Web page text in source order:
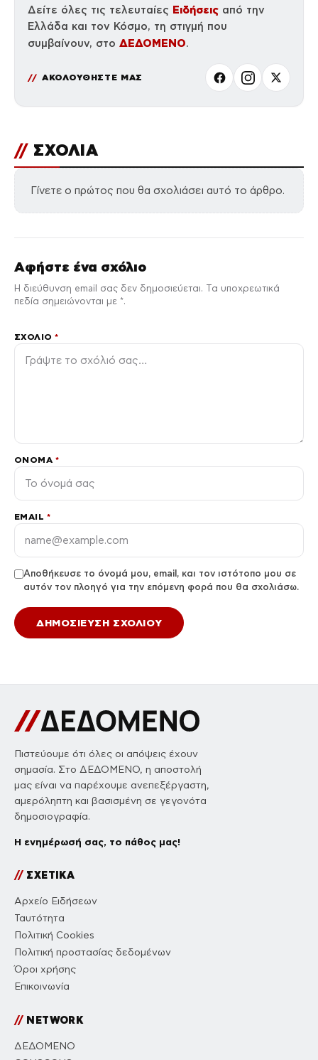
Δείτε όλες τις τελευταίες Ειδήσεις από την
Ελλάδα και τον Κόσμο, τη στιγμή που
συμβαίνουν, στο ΔΕΔΟΜΕΝΟ.
ΑΚΟΛΟΥΘΗΣΤΕ ΜΑΣ
// ΣΧΟΛΙΑ
Γίνετε ο πρώτος που θα σχολιάσει αυτό το άρθρο.
Αφήστε ένα σχόλιο
Η διεύθυνση email σας δεν δημοσιεύεται. Τα υποχρεωτικά
πεδία σημειώνονται με *.
ΣΧΌΛΙΟ*
ΌΝΟΜΑ *
EMAIL *
Αποθήκευσε το όνομά μου, email, και τον ιστότοπο μου σε
αυτόν τον πλοηγό για την επόμενη φορά που θα σχολιάσω.
Πιστεύουμε ότι όλες οι απόψεις έχουν
σημασία. Στο ΔΕΔΟΜΕΝΟ, η αποστολή
μας είναι να παρέχουμε ανεπεξέργαστη,
αμερόληπτη και βασισμένη σε γεγονότα
δημοσιογραφία.
Η ενημέρωσή σας, το πάθος μας!
//ΣΧΕΤΙΚΑ
Αρχείο Ειδήσεων
Ταυτότητα
Πολιτική Cookies
Πολιτική προστασίας δεδομένων
Όροι χρήσης
Επικοινωνία
//NETWORK
ΔΕΔΟΜΕΝΟ